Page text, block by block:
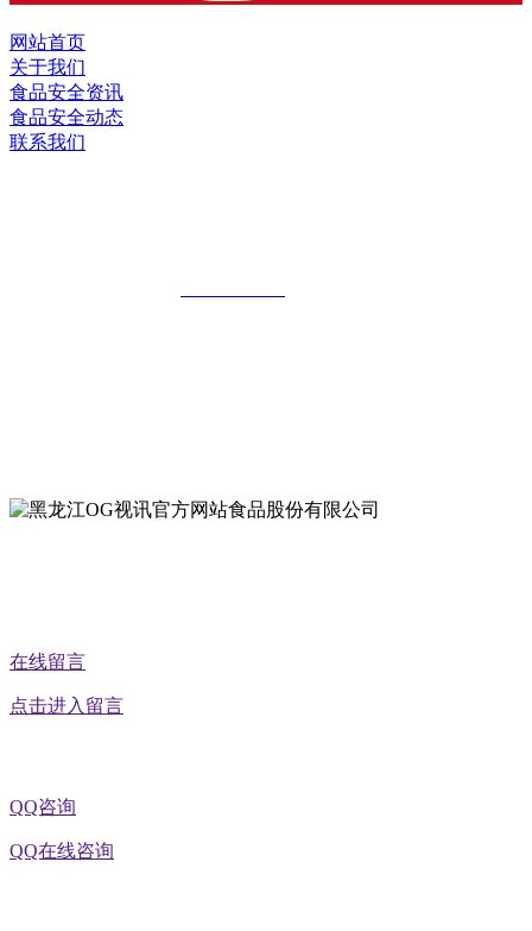
网站首页
关于我们
食品安全资讯
食品安全动态
联系我们
在线留言
点击进入留言
QQ咨询
QQ在线咨询